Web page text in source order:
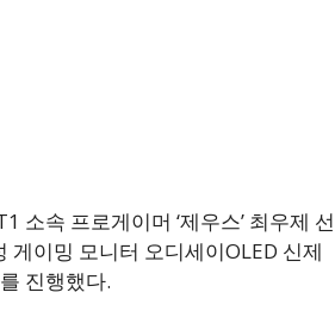
소속 프로게이머 ‘제우스’ 최우제 선
게이밍 모니터 오디세이OLED 신제
진행했다.